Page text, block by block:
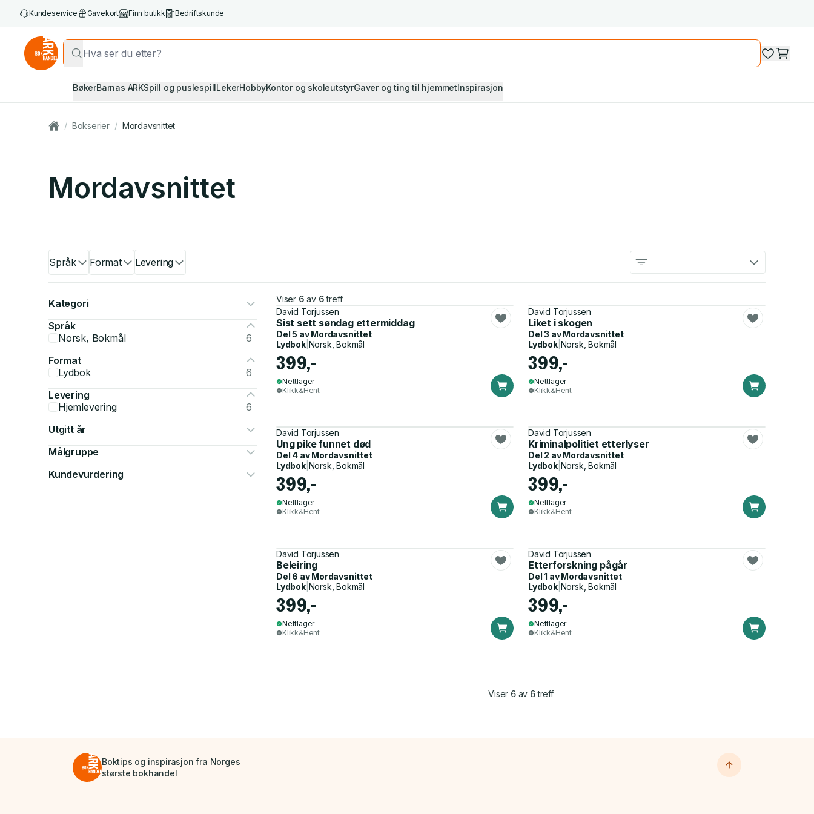
Kundeservice Gavekort Finn butikk Bedriftskunde
BøkerBarnas ARKSpill og puslespillLekerHobbyKontor og skoleutstyrGaver og ting til hjemmetInspirasjon
/ Bokserier / Mordavsnittet
Mordavsnittet
Språk Format Levering
Kategori
Språk
Norsk, Bokmål
6
Format
Lydbok
6
Levering
Hjemlevering
6
Utgitt år
Målgruppe
Kundevurdering
Viser 6 av 6 treff
David Torjussen
Sist sett søndag ettermiddag
Del 5 avMordavsnittet
Lydbok| Norsk, Bokmål
399,-
Nettlager
Klikk&Hent
David Torjussen
Liket i skogen
Del 3 avMordavsnittet
Lydbok| Norsk, Bokmål
399,-
Nettlager
Klikk&Hent
David Torjussen
Ung pike funnet død
Del 4 avMordavsnittet
Lydbok| Norsk, Bokmål
399,-
Nettlager
Klikk&Hent
David Torjussen
Kriminalpolitiet etterlyser
Del 2 avMordavsnittet
Lydbok| Norsk, Bokmål
399,-
Nettlager
Klikk&Hent
David Torjussen
Beleiring
Del 6 avMordavsnittet
Lydbok| Norsk, Bokmål
399,-
Nettlager
Klikk&Hent
David Torjussen
Etterforskning pågår
Del 1 avMordavsnittet
Lydbok| Norsk, Bokmål
399,-
Nettlager
Klikk&Hent
Viser 6av 6treff
Boktips og inspirasjon fra Norges
største bokhandel